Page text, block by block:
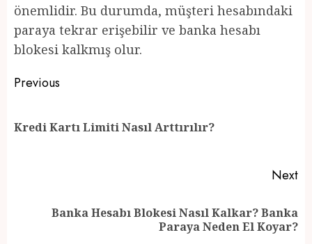
önemlidir. Bu durumda, müşteri hesabındaki
paraya tekrar erişebilir ve banka hesabı
blokesi kalkmış olur.
Post
Previous
Kredi Kartı Limiti Nasıl Arttırılır?
Next
Banka Hesabı Blokesi Nasıl Kalkar? Banka
Paraya Neden El Koyar?